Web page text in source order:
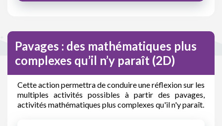
Pavages : des mathématiques plus
complexes qu’il n’y paraît (2D)
Cette action permettra de conduire une réflexion sur les
multiples activités possibles à partir des pavages,
activités mathématiques plus complexes qu'il n'y paraît.